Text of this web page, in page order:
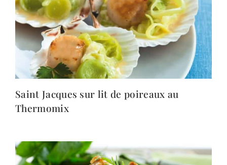
Saint Jacques sur lit de poireaux au
Thermomix